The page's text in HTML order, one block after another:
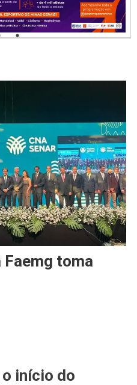
toma
início do